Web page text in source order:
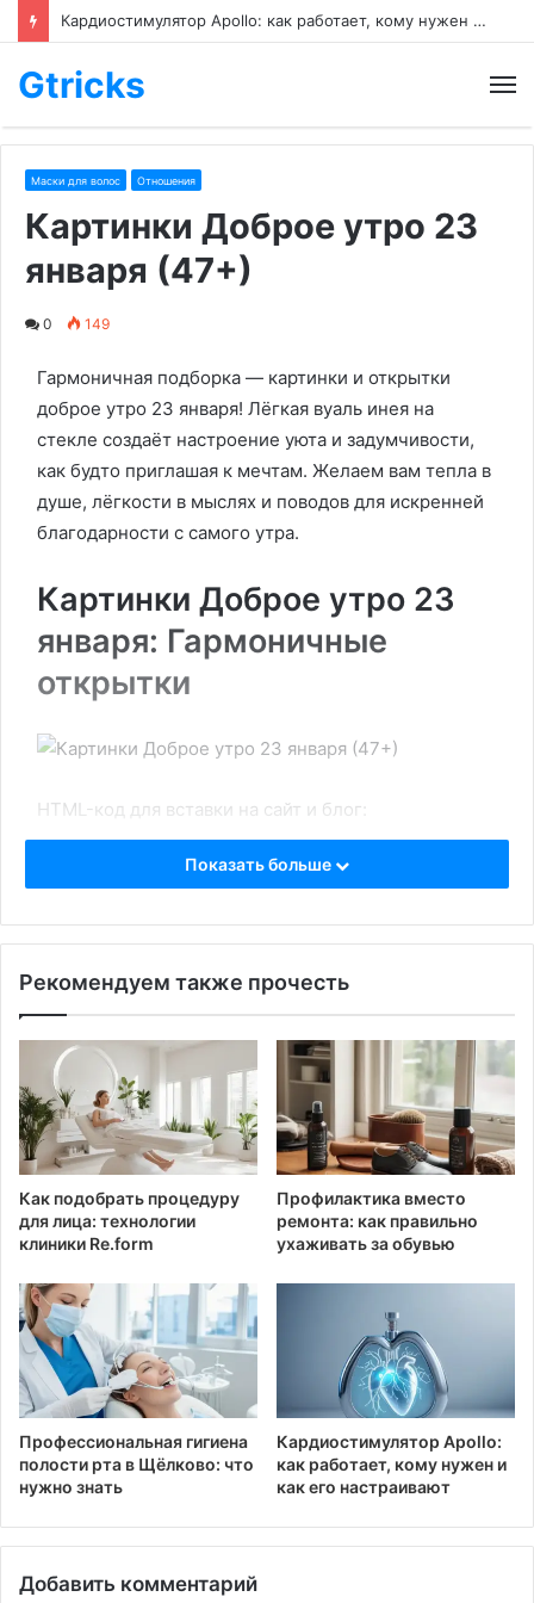
Кардиостимулятор Apollo: как работает, кому нужен и как его настраивают
Gtricks
Маски для волос Отношения
Картинки Доброе утро 23
января (47+)
0 149
Гармоничная подборка — картинки и открытки
доброе утро 23 января! Лёгкая вуаль инея на
стекле создаёт настроение уюта и задумчивости,
как будто приглашая к мечтам. Желаем вам тепла в
душе, лёгкости в мыслях и поводов для искренней
благодарности с самого утра.
Картинки Доброе утро 23
января: Гармоничные
открытки
HTML-код для вставки на сайт и блог:
BB-код для вставки на форум:
Ссылка на изображение:
Отличной погоды за окном.
HTML-код для вставки на сайт и блог:
BB-код для вставки на форум:
Ссылка на изображение:
С добрым утром 23 января!
HTML-код для вставки на сайт и блог:
BB-код для вставки на форум:
Показать больше
Рекомендуем также прочесть
Как подобрать процедуру
для лица: технологии
клиники Re.form
Профилактика вместо
ремонта: как правильно
ухаживать за обувью
Профессиональная гигиена
полости рта в Щёлково: что
нужно знать
Кардиостимулятор Apollo:
как работает, кому нужен и
как его настраивают
Добавить комментарий